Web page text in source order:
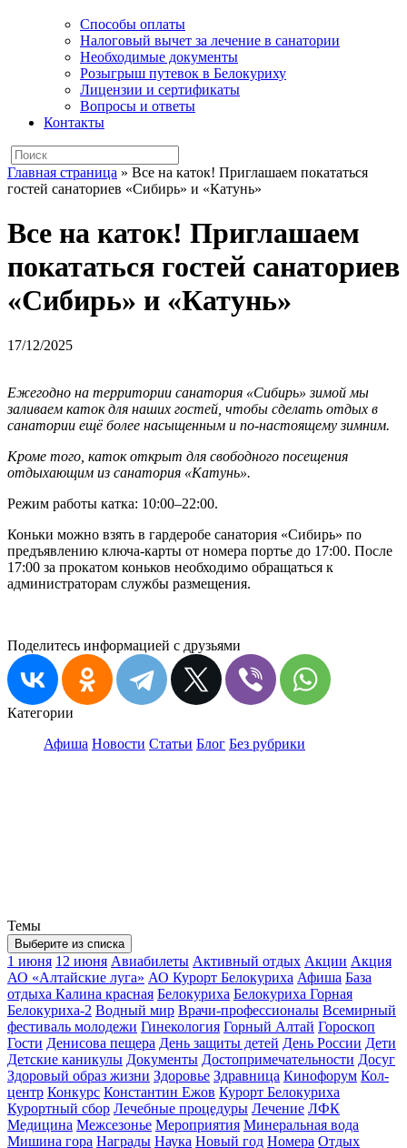
Способы оплаты
Налоговый вычет за лечение в санатории
Необходимые документы
Розыгрыш путевок в Белокуриху
Лицензии и сертификаты
Вопросы и ответы
Контакты
Главная страница » Все на каток! Приглашаем покататься
гостей санаториев «Сибирь» и «Катунь»
Все на каток! Приглашаем
покататься гостей санаториев
«Сибирь» и «Катунь»
17/12/2025
Ежегодно на территории санатория «Сибирь» зимой мы
заливаем каток для наших гостей, чтобы сделать отдых в
санатории ещё более насыщенным и по-настоящему зимним.
Кроме того, каток открыт для свободного посещения
отдыхающим из санатория «Катунь».
Режим работы катка: 10:00–22:00.
Коньки можно взять в гардеробе санатория «Сибирь» по
предъявлению ключа-карты от номера портье до 17:00. После
17:00 за прокатом коньков необходимо обращаться к
администраторам службы размещения.
Поделитесь информацией с друзьями
Категории
Афиша Новости Статьи Блог Без рубрики
Темы
Выберите из списка
1 июня 12 июня Авиабилеты Активный отдых Акции Акция
АО «Алтайские луга» АО Курорт Белокуриха Афиша База
отдыха Калина красная Белокуриха Белокуриха Горная
Белокуриха-2 Водный мир Врачи-профессионалы Всемирный
фестиваль молодежи Гинекология Горный Алтай Гороскоп
Гости Денисова пещера День защиты детей День России Дети
Детские каникулы Документы Достопримечательности Досуг
Здоровый образ жизни Здоровье Здравница Кинофорум Кол-
центр Конкурс Константин Ежов Курорт Белокуриха
Курортный сбор Лечебные процедуры Лечение ЛФК
Медицина Межсезонье Мероприятия Минеральная вода
Мишина гора Награды Наука Новый год Номера Отдых